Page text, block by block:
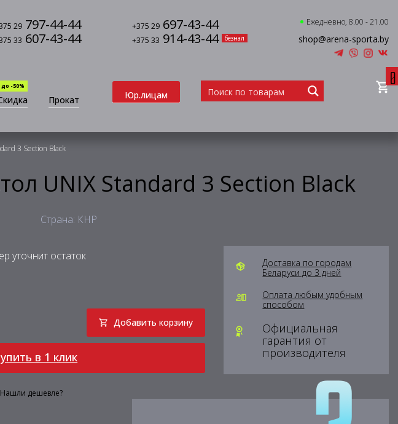
29 797-44-44 +375 29 697-43-44
33 607-43-44 +375 33 914-43-44 безнал
Ежедневно, 8.00 - 21.00
shop@arena-sporta.by
до -50%
Прокат Юр.лицам
0
3 Section Black
UNIX Standard 3 Section Black
Страна: КНР
уточнит остаток
Добавить корзину
в 1 клик
Нашли дешевле?
Доставка по городам
Беларуси до 3 дней
Оплата любым удобным
способом
Официальная
гарантия от
производителя